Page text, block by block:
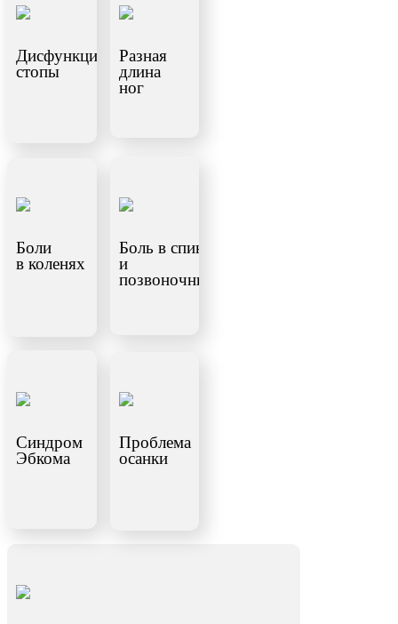
Дисфункция
стопы
Разная
длина
ног
Боли
в коленях
Боль в спине
и
позвоночнике
Синдром
Эбкома
Проблема
осанки